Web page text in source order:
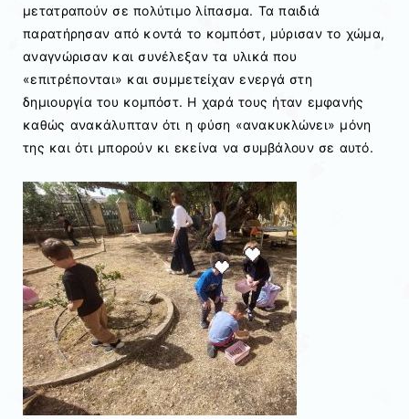
μετατραπούν σε πολύτιμο λίπασμα. Τα παιδιά
παρατήρησαν από κοντά το κομπόστ, μύρισαν το χώμα,
αναγνώρισαν και συνέλεξαν τα υλικά που
«επιτρέπονται» και συμμετείχαν ενεργά στη
δημιουργία του κομπόστ. Η χαρά τους ήταν εμφανής
καθώς ανακάλυπταν ότι η φύση «ανακυκλώνει» μόνη
της και ότι μπορούν κι εκείνα να συμβάλουν σε αυτό.